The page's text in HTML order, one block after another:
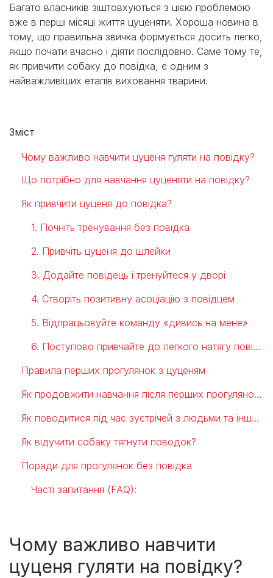
Багато власників зіштовхуються з цією проблемою
вже в перші місяці життя цуценяти. Хороша новина в
тому, що правильна звичка формується досить легко,
якщо почати вчасно і діяти послідовно. Саме тому те,
як привчити собаку до повідка, є одним з
найважливіших етапів виховання тварини.
Зміст
Чому важливо навчити цуценя гуляти на повідку?
Що потрібно для навчання цуценяти на повідку?
Як привчити цуценя до повідка?
1. Почніть тренування без повідка
2. Привчіть цуценя до шлейки
3. Додайте повідець і тренуйтеся у дворі
4. Створіть позитивну асоціацію з повідцем
5. Відпрацьовуйте команду «дивись на мене»
6. Поступово привчайте до легкого натягу повідця
Правила перших прогулянок з цуценям
Як продовжити навчання після перших прогулянок?
Як поводитися під час зустрічей з людьми та іншими собаками?
Як відучити собаку тягнути поводок?
Поради для прогулянок без повідка
Часті запитання (FAQ):
Чому важливо навчити
цуценя гуляти на повідку?